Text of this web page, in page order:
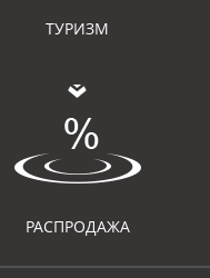
ТУРИЗМ
РАСПРОДАЖА